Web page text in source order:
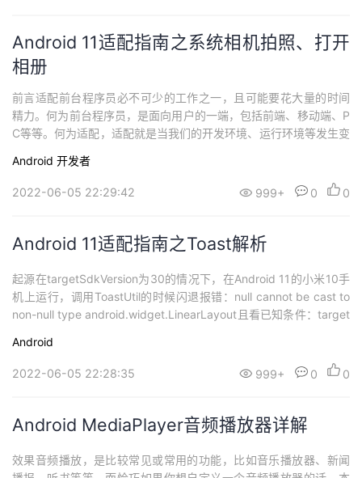
Android 11适配指南之系统相机拍照、打开
相册
前言适配前台程序员必不可少的工作之一，且可能要花大量的时间
精力。何为前台程序员，是面向用户的一端，包括前端、移动端、P
C等等。何为适配，适配就是当我们的开发环境、运行环境等发生变
roid了，除了开发环境、运行环境等因素之外，因为Android开源的
原因，还要适配各大厂商。。而适配条件之多，经常让Android程序
Android 开发者
2022-06-05 22:29:42 999+ 0 0
Android 11适配指南之Toast解析
起源在targetSdkVersion为30的情况下，在Android 11的小米10手
机上运行，调用ToastUtil的时候闪退报错：null cannot be cast to
non-null type android.widget.LinearLayout且看已知条件：target
问题ok...
Android
2022-06-05 22:28:35 999+ 0 0
Android MediaPlayer音频播放器详解
效果音频播放，是比较常见或常用的功能，比如音乐播放器、新闻